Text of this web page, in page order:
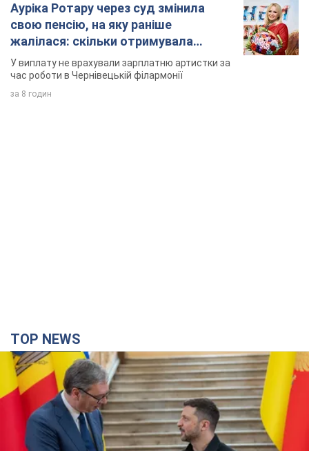
Ауріка Ротару через суд змінила
свою пенсію, на яку раніше
жалілася: скільки отримувала
співачка
У виплату не врахували зарплатню артистки за
час роботи в Чернівецькій філармонії
за 8 годин
TOP NEWS